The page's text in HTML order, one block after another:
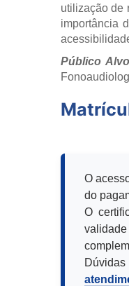
utilização de
importância
Público Alvo
O
do
O